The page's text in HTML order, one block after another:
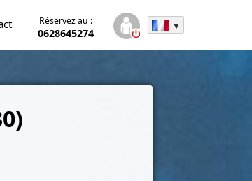
Réservez au :
0628645274